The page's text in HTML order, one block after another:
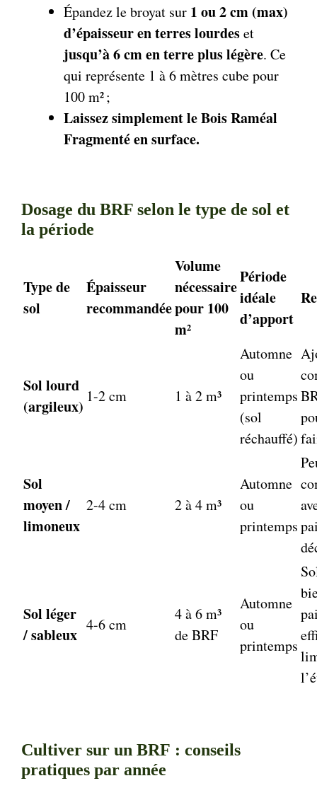
Épandez le broyat sur 1 ou 2 cm (max)
d’épaisseur en terres lourdeset
jusqu’à 6 cm en terre plus légère. Ce
qui représente 1 à 6 mètres cube pour
100 m² ;
Laissez simplement le Bois Raméal
Fragmenté en surface.
Dosage du BRF selon le type de sol et
la période
Type de
sol
Épaisseur
recommandée
Volume
nécessaire
pour 100
m²
Période
idéale
d’apport
Sol lourd
(argileux)
1-2 cm 1 à 2 m³
Automne
ou
printemps
(sol
réchauffé)
Sol
moyen /
limoneux
2-4 cm 2 à 4 m³
Automne
ou
printemps
Sol léger
/ sableux
4-6 cm
4 à 6 m³
de BRF
Automne
ou
printemps
Cultiver sur un BRF : conseils
pratiques par année